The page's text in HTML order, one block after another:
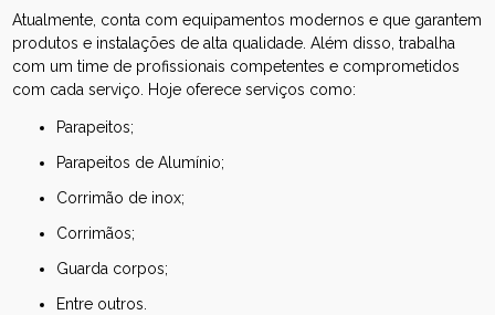
Atualmente, conta com equipamentos modernos e que garantem
produtos e instalações de alta qualidade. Além disso, trabalha
com um time de profissionais competentes e comprometidos
com cada serviço. Hoje oferece serviços como:
Parapeitos;
Parapeitos de Alumínio;
Corrimão de inox;
Corrimãos;
Guarda corpos;
Entre outros.